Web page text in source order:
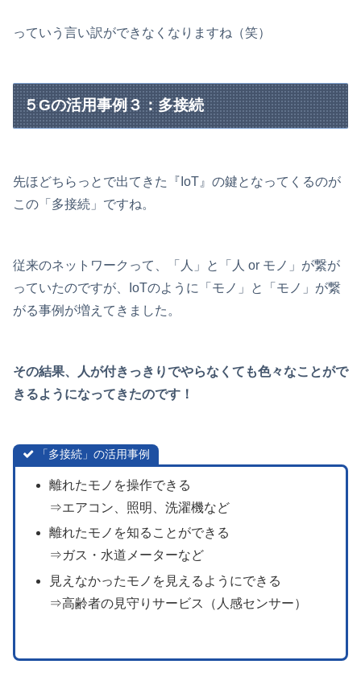
っていう言い訳ができなくなりますね（笑）
５Gの活用事例３：多接続
先ほどちらっとで出てきた『IoT』の鍵となってくるのが
この「多接続」ですね。
従来のネットワークって、「人」と「人 or モノ」が繋が
っていたのですが、IoTのように「モノ」と「モノ」が繋
がる事例が増えてきました。
その結果、人が付きっきりでやらなくても色々なことがで
きるようになってきたのです！
「多接続」の活用事例
離れたモノを操作できる
⇒エアコン、照明、洗濯機など
離れたモノを知ることができる
⇒ガス・水道メーターなど
見えなかったモノを見えるようにできる
⇒高齢者の見守りサービス（人感センサー）